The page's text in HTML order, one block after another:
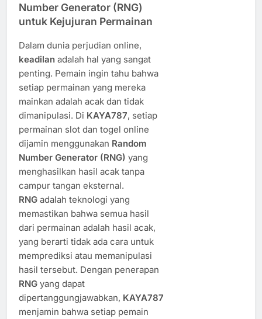
Number Generator (RNG)
untuk Kejujuran Permainan
Dalam dunia perjudian online,
keadilan adalah hal yang sangat
penting. Pemain ingin tahu bahwa
setiap permainan yang mereka
mainkan adalah acak dan tidak
dimanipulasi. Di KAYA787, setiap
permainan slot dan togel online
dijamin menggunakan Random
Number Generator (RNG) yang
menghasilkan hasil acak tanpa
campur tangan eksternal.
RNG adalah teknologi yang
memastikan bahwa semua hasil
dari permainan adalah hasil acak,
yang berarti tidak ada cara untuk
memprediksi atau memanipulasi
hasil tersebut. Dengan penerapan
RNG yang dapat
dipertanggungjawabkan, KAYA787
menjamin bahwa setiap pemain